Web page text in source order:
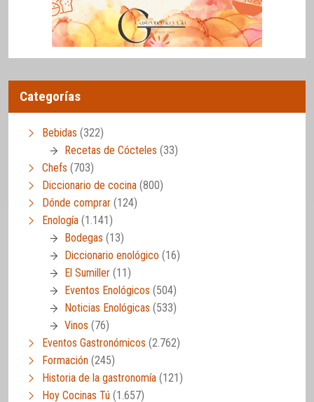
Categorías
Bebidas (322)
Recetas de Cócteles (33)
Chefs (703)
Diccionario de cocina (800)
Dónde comprar (124)
Enología (1.141)
Bodegas (13)
Diccionario enológico (16)
El Sumiller (11)
Eventos Enológicos (504)
Noticias Enológicas (533)
Vinos (76)
Eventos Gastronómicos (2.762)
Formación (245)
Historia de la gastronomía (121)
Hoy Cocinas Tú (1.657)